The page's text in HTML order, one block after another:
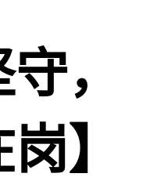
，
】